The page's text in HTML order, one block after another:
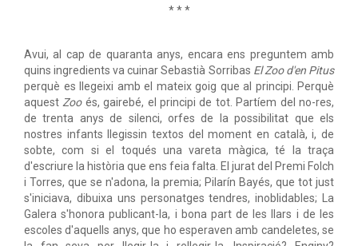
* * *
Avui, al cap de quaranta anys, encara ens preguntem amb
quins ingredients va cuinar Sebastià Sorribas El Zoo d'en Pitus
perquè es llegeixi amb el mateix goig que al principi. Perquè
aquest Zooés, gairebé, el principi de tot. Partíem del no-res,
de trenta anys de silenci, orfes de la possibilitat que els
nostres infants llegissin textos del moment en català, i, de
sobte, com si el toqués una vareta màgica, té la traça
d'escriure la història que ens feia falta. El jurat del Premi Folch
i Torres, que se n'adona, la premia; Pilarín Bayés, que tot just
s'iniciava, dibuixa uns personatges tendres, inoblidables; La
Galera s'honora publicant-la, i bona part de les llars i de les
escoles d'aquells anys, que ho esperaven amb candeletes, se